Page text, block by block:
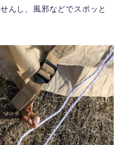
んし、風邪などでスポッと